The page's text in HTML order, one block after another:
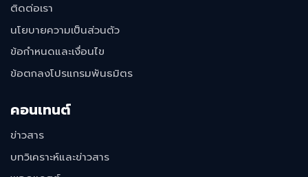
ติดต่อเรา
นโยบายความเป็นส่วนตัว
ข้อกำหนดและเงื่อนไข
ข้อตกลงโปรแกรมพันธมิตร
คอนเทนต์
ข่าวสาร
บทวิเคราะห์และข่าวสาร